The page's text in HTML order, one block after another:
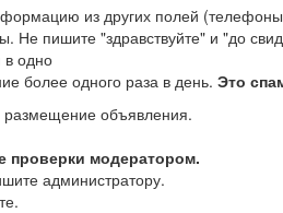
из других полей
Не пишите "здравствуйте" и "до
одно
более одного раза в день. Это
размещение объявления.
проверки модератором.
администратору.